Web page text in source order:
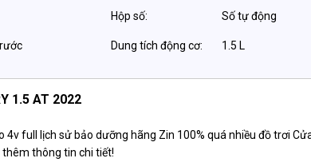
Hộp số: Số tự động
Dung tích động cơ: 1.5 L
1.5 AT 2022
4v full lịch sử bảo dưỡng hãng Zin 100% quá nhiều đồ trơi
thêm thông tin chi tiết!